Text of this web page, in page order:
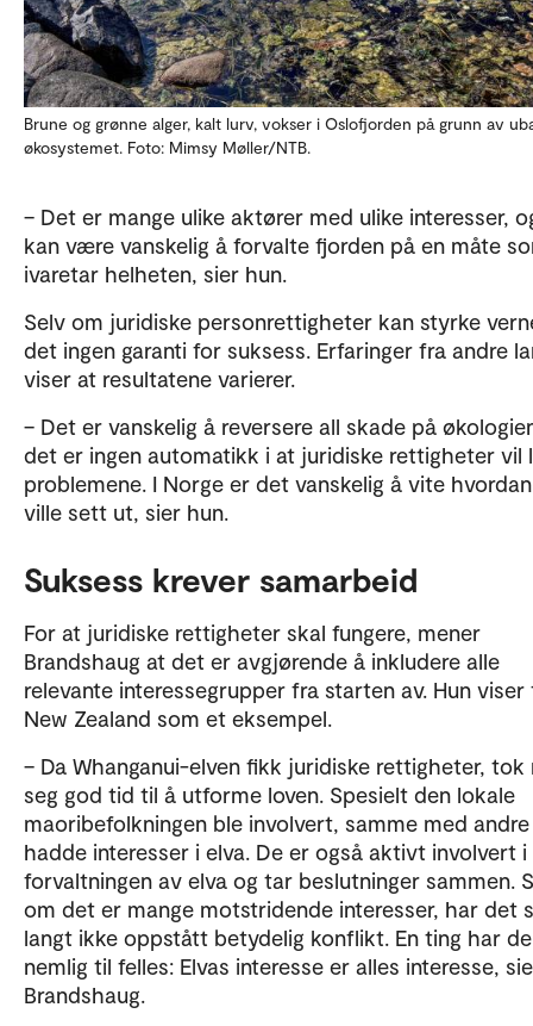
Brune og grønne alger, kalt lurv, vokser i Oslofjorden på grunn av
økosystemet. Foto: Mimsy Møller/NTB.
– Det er mange ulike aktører med ulike interesser,
kan være vanskelig å forvalte fjorden på en måte
ivaretar helheten, sier hun.
Selv om juridiske personrettigheter kan styrke
det ingen garanti for suksess. Erfaringer fra andre
viser at resultatene varierer.
– Det er vanskelig å reversere all skade på
det er ingen automatikk i at juridiske rettigheter vil
problemene. I Norge er det vanskelig å vite
ville sett ut, sier hun.
Suksess krever samarbeid
For at juridiske rettigheter skal fungere, mener
Brandshaug at det er avgjørende å inkludere alle
relevante interessegrupper fra starten av. Hun viser
New Zealand som et eksempel.
– Da Whanganui-elven fikk juridiske rettigheter, tok
seg god tid til å utforme loven. Spesielt den lokale
maoribefolkningen ble involvert, samme med
hadde interesser i elva. De er også aktivt involvert i
forvaltningen av elva og tar beslutninger sammen.
om det er mange motstridende interesser, har det
langt ikke oppstått betydelig konflikt. En ting har de
nemlig til felles: Elvas interesse er alles interesse,
Brandshaug.